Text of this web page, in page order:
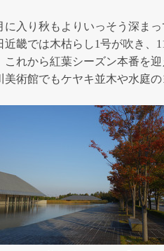
に入り秋もよりいっそう深まっ
近畿では木枯らし1号が吹き、
これから紅葉シーズン本番を迎
美術館でもケヤキ並木や水庭